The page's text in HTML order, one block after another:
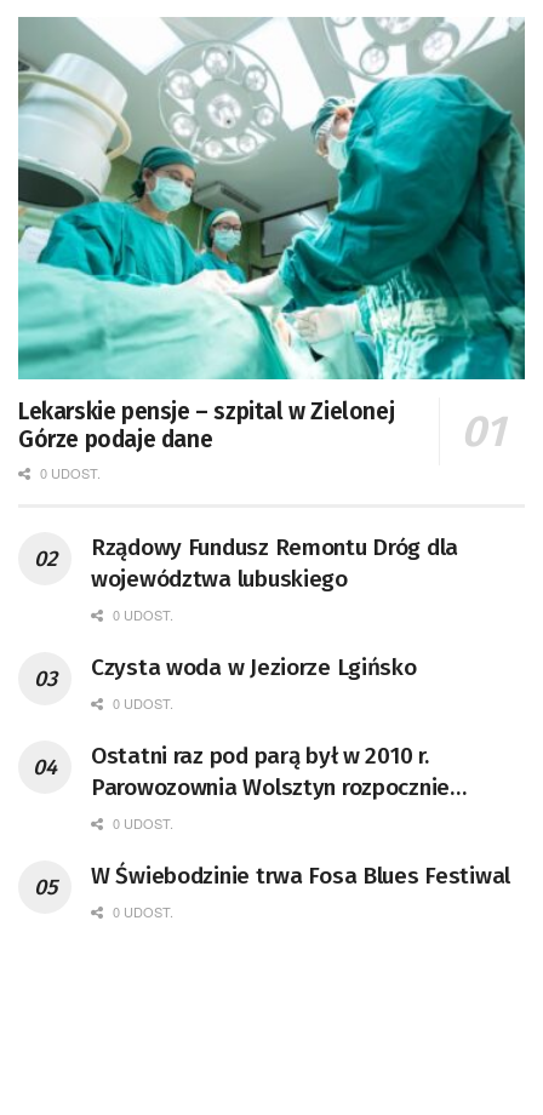
Lekarskie pensje – szpital w Zielonej
Górze podaje dane
0 UDOST.
Rządowy Fundusz Remontu Dróg dla
województwa lubuskiego
0 UDOST.
Czysta woda w Jeziorze Lgińsko
0 UDOST.
Ostatni raz pod parą był w 2010 r.
Parowozownia Wolsztyn rozpocznie
remont unikatowego Tr5-65
0 UDOST.
W Świebodzinie trwa Fosa Blues Festiwal
0 UDOST.